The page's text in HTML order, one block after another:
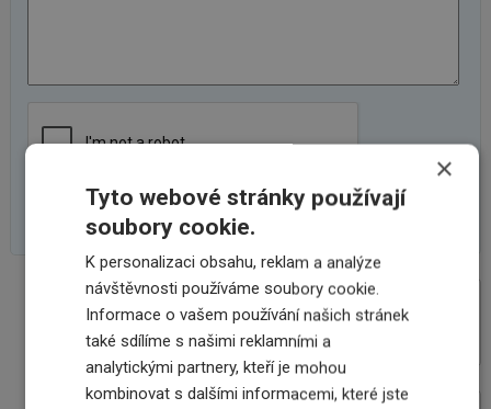
VÝHODY SPOLUPRÁCE
S INSCOM
×
Tyto webové stránky používají
soubory cookie.
K personalizaci obsahu, reklam a analýze
návštěvnosti používáme soubory cookie.
Informace o vašem používání našich stránek
také sdílíme s našimi reklamními a
analytickými partnery, kteří je mohou
kombinovat s dalšími informacemi, které jste